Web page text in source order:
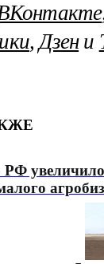
,Дзени
РФ увеличило